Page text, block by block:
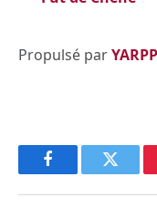
Propulsé parYARPP
FacebookTwitter